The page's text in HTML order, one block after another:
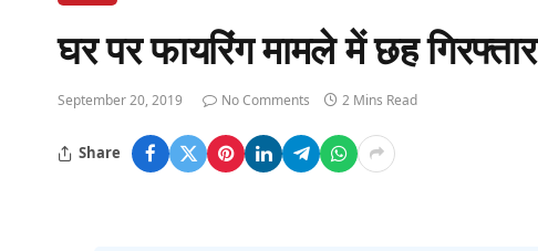
घर पर फायरिंग मामले में छह गिरफ्तार
September 20, 2019 No Comments 2 Mins Read
Share